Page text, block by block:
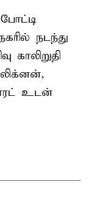
நடந்து
காலிறுதி
உடன்